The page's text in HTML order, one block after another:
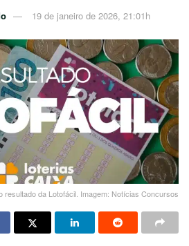
19 de janeiro de 2026, 21:01h
resultado da Lotofácil. Imagem: Notícias Concursos